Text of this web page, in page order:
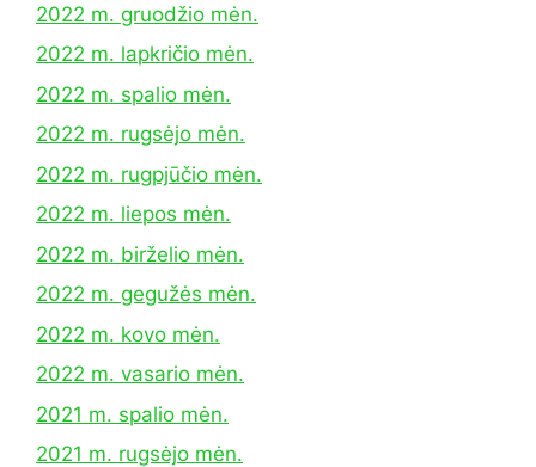
2022 m. gruodžio mėn.
2022 m. lapkričio mėn.
2022 m. spalio mėn.
2022 m. rugsėjo mėn.
2022 m. rugpjūčio mėn.
2022 m. liepos mėn.
2022 m. birželio mėn.
2022 m. gegužės mėn.
2022 m. kovo mėn.
2022 m. vasario mėn.
2021 m. spalio mėn.
2021 m. rugsėjo mėn.